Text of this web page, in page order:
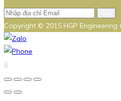
Copyright © 2015 HGP Engineering
X